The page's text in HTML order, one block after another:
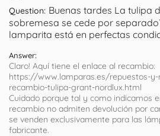
Question: Buenas tardes La tulipa
sobremesa se cede por
lamparita está en perfectas
Answer:
Claro! Aquí tiene el enlace al recambio:
https://www.lamparas.es/repuestos-y-
recambio-tulipa-grant-nordlux.html
Cuidado porque tal y como indicamos
recambio no admiten devolución por
se venden exclusivamente para las
fabricante.